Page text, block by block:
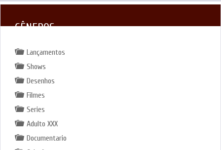
GÊNEROS
Lançamentos
Shows
Desenhos
Filmes
Series
Adulto XXX
Documentario